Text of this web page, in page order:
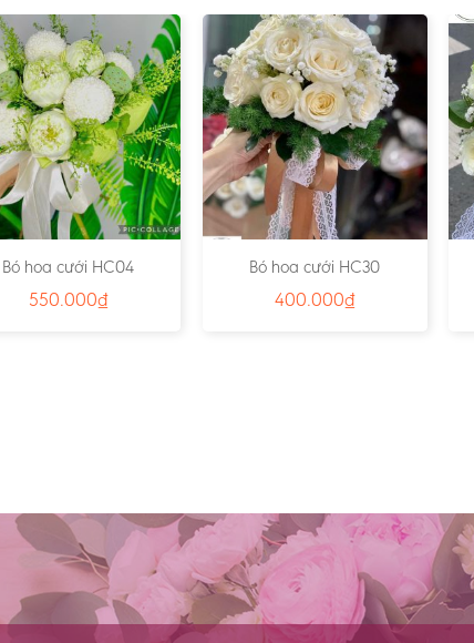
Bó hoa cưới HC04
550.000₫
Bó hoa cưới HC30
400.000₫